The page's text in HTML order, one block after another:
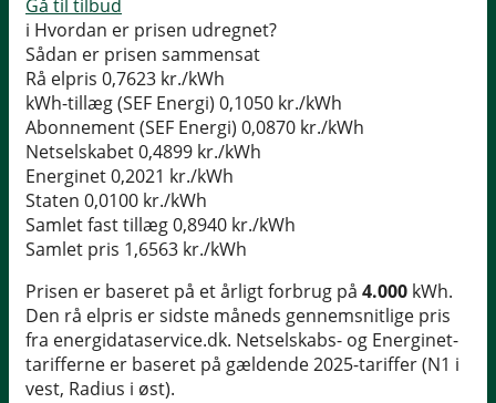
Gå til tilbud
i Hvordan er prisen udregnet?
Sådan er prisen sammensat
Rå elpris 0,7623 kr./kWh
kWh-tillæg (SEF Energi) 0,1050 kr./kWh
Abonnement (SEF Energi) 0,0870 kr./kWh
Netselskabet0,4899 kr./kWh
Energinet0,2021 kr./kWh
Staten 0,0100 kr./kWh
Samlet fast tillæg0,8940 kr./kWh
Samlet pris 1,6563 kr./kWh
Prisen er baseret på et årligt forbrug på 4.000 kWh.
Den rå elpris er sidste måneds gennemsnitlige pris
fra energidataservice.dk. Netselskabs- og Energinet-
tarifferne er baseret på gældende 2025-tariffer (N1 i
vest, Radius i øst).